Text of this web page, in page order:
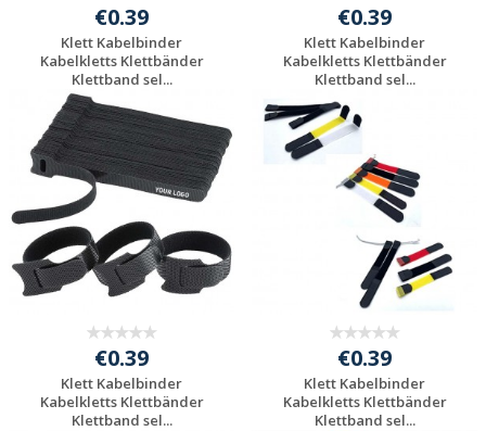
€0.39
Klett Kabelbinder
Kabelkletts Klettbänder
Klettband sel...
Individuelle
Werbeartikel
anfragen
€0.39
Klett Kabelbinder
Kabelkletts Klettbänder
Klettband sel...
Individuelle
Werbeartikel
anfragen
€0.39
Klett Kabelbinder
Kabelkletts Klettbänder
Klettband sel...
€0.39
Klett Kabelbinder
Kabelkletts Klettbänder
Klettband sel...